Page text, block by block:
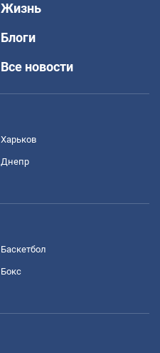
Жизнь
Блоги
Все новости
Харьков
Днепр
Баскетбол
Бокс